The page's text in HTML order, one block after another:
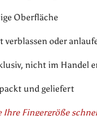
Oberfläche
verblassen oder
nicht im Handel
und geliefert
Ihre Fingergröße